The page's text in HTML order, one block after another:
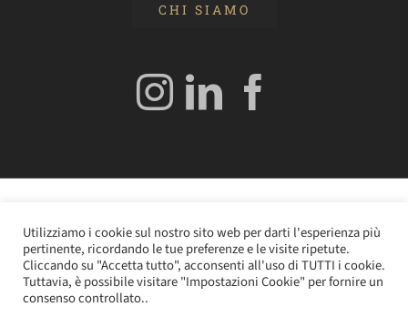
CHI SIAMO
Angelo Frigerio -Cookie Policy–Privacy Policy- P.IVA
0362610964
Utilizziamo i cookie sul nostro sito web per darti l'esperienza più
pertinente, ricordando le tue preferenze e le visite ripetute.
Cliccando su "Accetta tutto", acconsenti all'uso di TUTTI i cookie.
Tuttavia, è possibile visitare "Impostazioni Cookie" per fornire un
consenso controllato..